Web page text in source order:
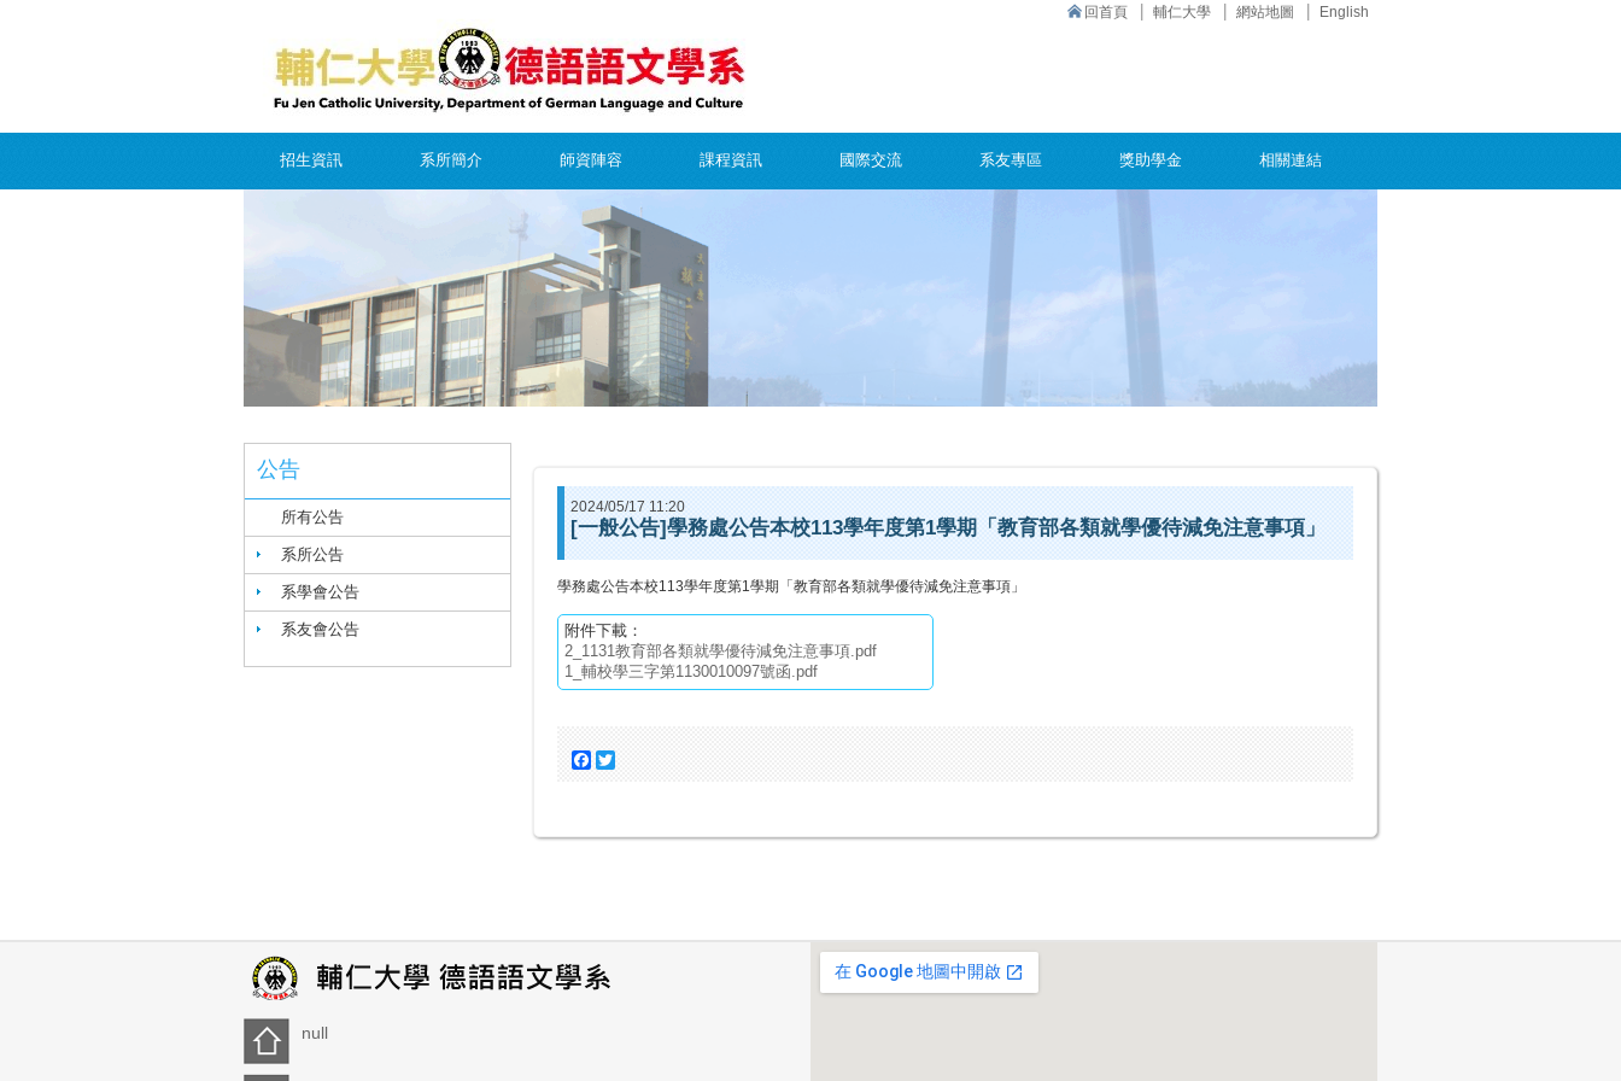
回首頁 輔仁大學 網站地圖 English
招生資訊 系所簡介 師資陣容 課程資訊 國際交流 系友專區 獎助學金 相關連結
公告
所有公告
系所公告
系學會公告
系友會公告
2024/05/17 11:20
[一般公告]學務處公告本校113學年度第1學期「教育部各類就學優待減免注意事項」
學務處公告本校113學年度第1學期「教育部各類就學優待減免注意事項」
附件下載：
2_1131教育部各類就學優待減免注意事項.pdf
1_輔校學三字第1130010097號函.pdf
Facebook
null